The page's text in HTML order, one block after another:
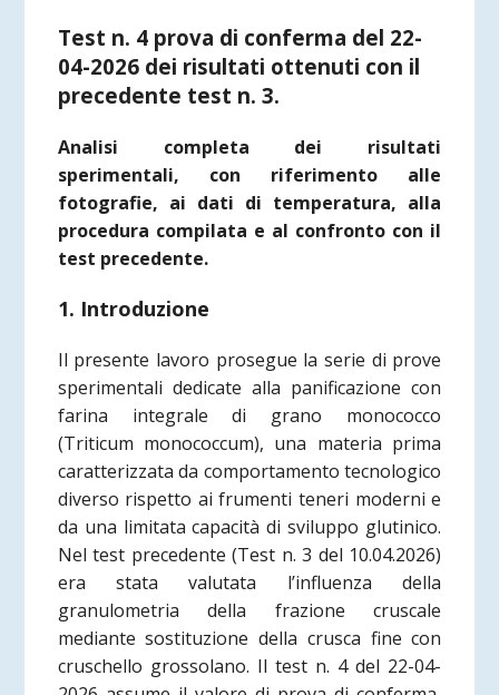
Test n. 4 prova di conferma del 22-
04-2026 dei risultati ottenuti con il
precedente test n. 3.
Analisi completa dei risultati
sperimentali, con riferimento alle
fotografie, ai dati di temperatura, alla
procedura compilata e al confronto con il
test precedente.
1. Introduzione
Il presente lavoro prosegue la serie di prove
sperimentali dedicate alla panificazione con
farina integrale di grano monococco
(Triticum monococcum), una materia prima
caratterizzata da comportamento tecnologico
diverso rispetto ai frumenti teneri moderni e
da una limitata capacità di sviluppo glutinico.
Nel test precedente (Test n. 3 del 10.04.2026)
era stata valutata l’influenza della
granulometria della frazione cruscale
mediante sostituzione della crusca fine con
cruschello grossolano. Il test n. 4 del 22-04-